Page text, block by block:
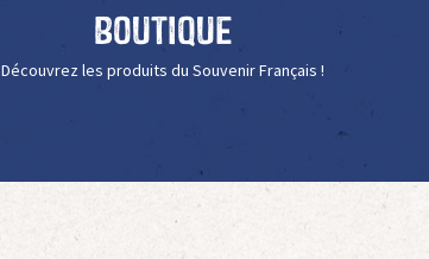
Boutique
Découvrez les produits du Souvenir Français !